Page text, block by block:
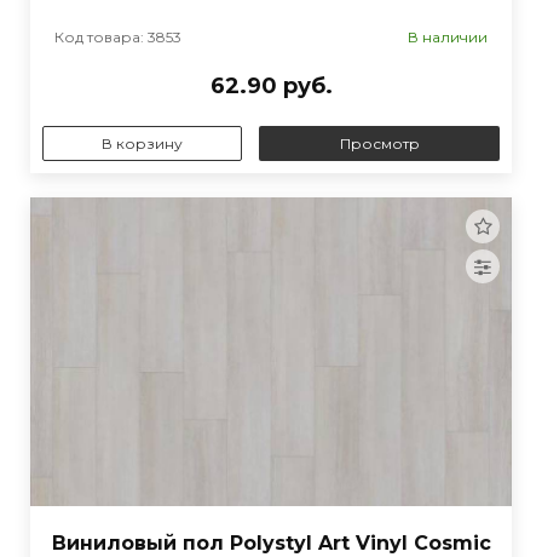
Код товара: 3853 В наличии
62.90 руб.
В корзину Просмотр
Виниловый пол Polystyl Art Vinyl Cosmic